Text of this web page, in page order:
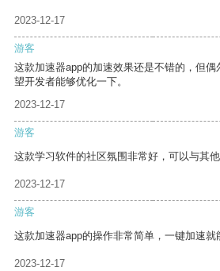
2023-12-17
游客
这款加速器app的加速效果还是不错的，但
望开发者能够优化一下。
2023-12-17
游客
这款学习软件的社区氛围非常好，可以与其
2023-12-17
游客
这款加速器app的操作非常简单，一键加速就
2023-12-17